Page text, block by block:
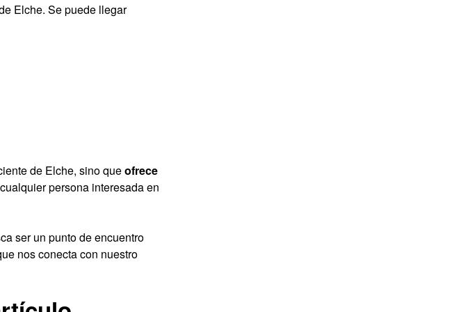
Elche. Se puede llegar
de Elche, sino queofrece
persona interesada en
ser un punto de encuentro
nos conecta con nuestro